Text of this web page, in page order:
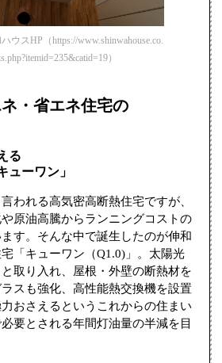
ウスHP（https://www.shinwahouse.co.
）
・省エネ住宅の
る
ューワン」
われる高気密高断熱住宅ですが、
原油高騰からランニングコストの
す。そんな中で誕生したのが伸和
「キューワン（Q1.0)」。太陽光
取り入れ、屋根・外壁の断熱材を
スも強化、高性能熱交換機を設置
おさえるというこれからの住まい
要とされる年間灯油量の半減を目